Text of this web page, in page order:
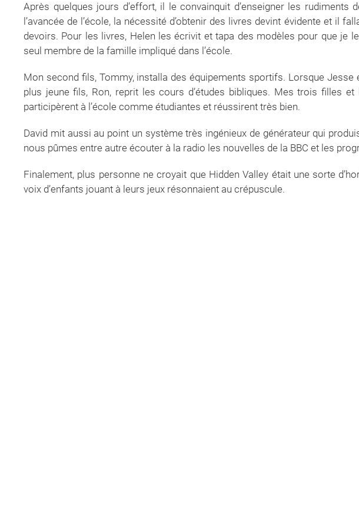
Après quelques jours d’effort, il le convainquit d’enseigner les rudiments
l’avancée de l’école, la nécessité d’obtenir des livres devint évidente et il
devoirs. Pour les livres, Helen les écrivit et tapa des modèles pour que je
seul membre de la famille impliqué dans l’école.
Mon second fils, Tommy, installa des équipements sportifs. Lorsque Jesse
plus jeune fils, Ron, reprit les cours d’études bibliques. Mes trois filles
participèrent à l’école comme étudiantes et réussirent très bien.
David mit aussi au point un système très ingénieux de générateur qui
nous pûmes entre autre écouter à la radio les nouvelles de la BBC et les
Finalement, plus personne ne croyait que Hidden Valley était une sorte
voix d’enfants jouant à leurs jeux résonnaient au crépuscule.